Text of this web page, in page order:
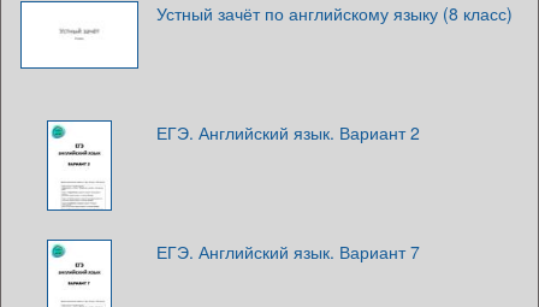
Устный зачёт по английскому языку (8 класс)
ЕГЭ. Английский язык. Вариант 2
ЕГЭ. Английский язык. Вариант 7